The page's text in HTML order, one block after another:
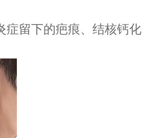
症留下的疤痕、结核钙化